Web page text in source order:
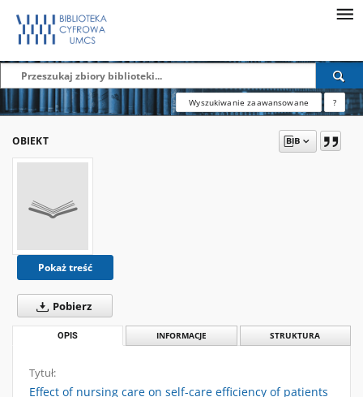
Wyszukiwanie zaawansowane ?
OBIEKT
Pokaż treść
Pobierz
OPIS INFORMACJE STRUKTURA
Tytuł:
Effect of nursing care on self-care efficiency of patients